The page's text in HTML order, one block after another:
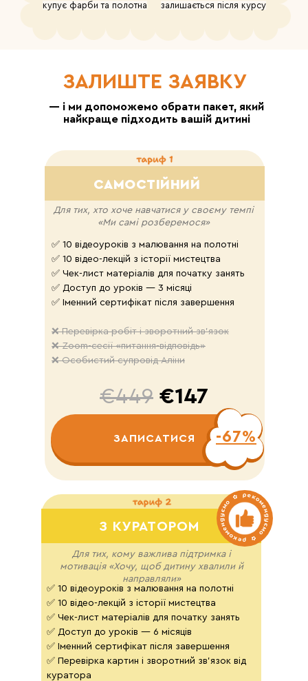
залишається після курсу
купує фарби та полотна
— і ми допоможемо обрати пакет, який
найкраще підходить вашій дитині
ЗАЛИШТЕ ЗАЯВКУ
З КУРАТОРОМ
САМОСТІЙНИЙ
Для тих, кому важлива підтримка і
мотивація «Хочу, щоб дитину хвалили й
направляли»
Для тих, хто хоче навчатися у своєму темпі
«Ми самі розберемося»
✅ 10 відеоуроків з малювання на полотні
✅ 10 відео-лекцій з історії мистецтва
✅ Чек-лист матеріалів для початку занять
✅ Доступ до уроків — 6 місяців
✅ Іменний сертифікат після завершення
✅ Перевірка картин і зворотний зв'язок від
куратора
✅ 10 відеоуроків з малювання на полотні
✅ 10 відео-лекцій з історії мистецтва
✅ Чек-лист матеріалів для початку занять
✅ Доступ до уроків — 3 місяці
✅ Іменний сертифікат після завершення
❌ Перевірка робіт і зворотний зв'язок
❌ Zoom-сесії «питання-відповідь»
❌ Особистий супровід Аліни
ЗАПИСАТИСЯ
€449 €147
-67%